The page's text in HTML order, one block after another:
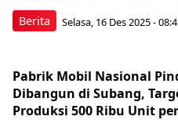
Berita Selasa, 16 Des 2025 -
Pabrik Mobil Nasional
Dibangun di Subang,
Produksi 500 Ribu Unit